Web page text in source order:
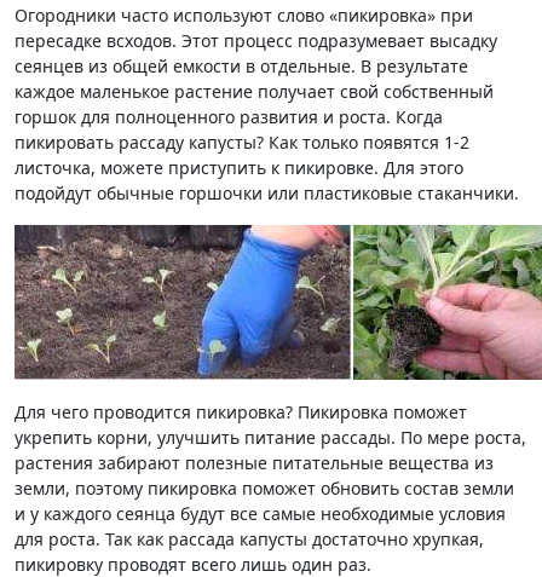
Огородники часто используют слово «пикировка» при
пересадке всходов. Этот процесс подразумевает высадку
сеянцев из общей емкости в отдельные. В результате
каждое маленькое растение получает свой собственный
горшок для полноценного развития и роста. Когда
пикировать рассаду капусты? Как только появятся 1-2
листочка, можете приступить к пикировке. Для этого
подойдут обычные горшочки или пластиковые стаканчики.
Для чего проводится пикировка? Пикировка поможет
укрепить корни, улучшить питание рассады. По мере роста,
растения забирают полезные питательные вещества из
земли, поэтому пикировка поможет обновить состав земли
и у каждого сеянца будут все самые необходимые условия
для роста. Так как рассада капусты достаточно хрупкая,
пикировку проводят всего лишь один раз.